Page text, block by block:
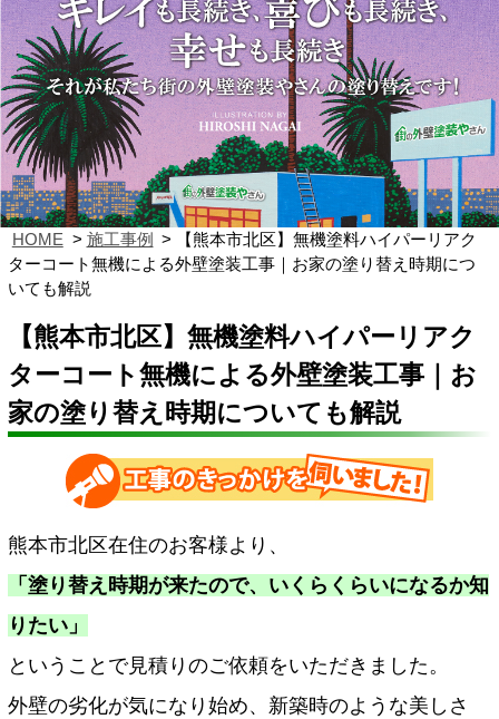
HOME 施工事例
【熊本市北区】無機塗料ハイパーリアク
ターコート無機による外壁塗装工事｜お家の塗り替え時期につ
いても解説
【熊本市北区】無機塗料ハイパーリアク
ターコート無機による外壁塗装工事｜お
家の塗り替え時期についても解説
熊本市北区在住のお客様より、
「塗り替え時期が来たので、いくらくらいになるか知
りたい」
ということで見積りのご依頼をいただきました。
外壁の劣化が気になり始め、新築時のような美しさ